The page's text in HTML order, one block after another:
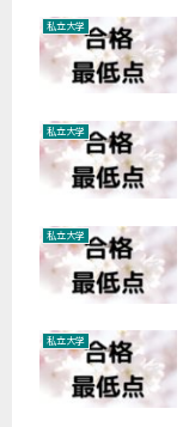
私立大学
私立大学
私立大学
私立大学